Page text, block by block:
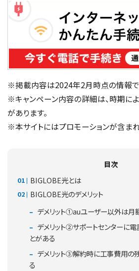
※掲載内容は2024年2月時点の情報で
※キャンペーン内容の詳細は、時期に
があります。
※本サイトにはプロモーションが含まれ
目次
BIGLOBE光とは
BIGLOBE光のデメリット
デメリット①auユーザー以外は月
デメリット②サポートセンターに
とがある
デメリット③解約時に工事費用の
る